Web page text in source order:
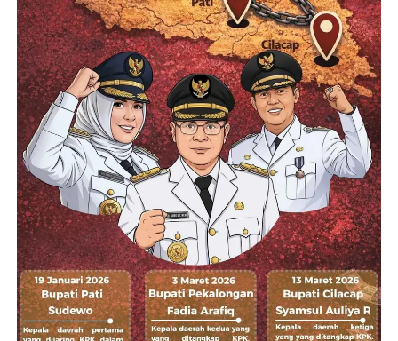
Palembang
DON'T MISS
Komplotan Penerbit Kartu SIM Ilegal Gunakan
Data Pribadi, Berhasil Dibekuk